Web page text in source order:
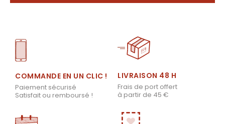
COMMANDE EN UN CLIC !
Paiement sécurisé
Satisfait ou remboursé !
LIVRAISON 48 H
Frais de port offert
à partir de 45 €